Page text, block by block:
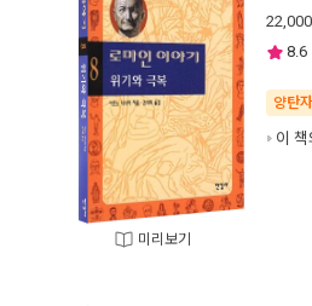
미리보기
22,000
8.6
양탄
이